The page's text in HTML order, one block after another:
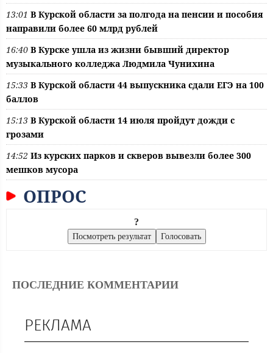
13:01 В Курской области за полгода на пенсии и пособия
направили более 60 млрд рублей
16:40 В Курске ушла из жизни бывший директор
музыкального колледжа Людмила Чунихина
15:33 В Курской области 44 выпускника сдали ЕГЭ на 100
баллов
15:13 В Курской области 14 июля пройдут дожди с
грозами
14:52 Из курских парков и скверов вывезли более 300
мешков мусора
ОПРОС
?
ПОСЛЕДНИЕ КОММЕНТАРИИ
РЕКЛАМА